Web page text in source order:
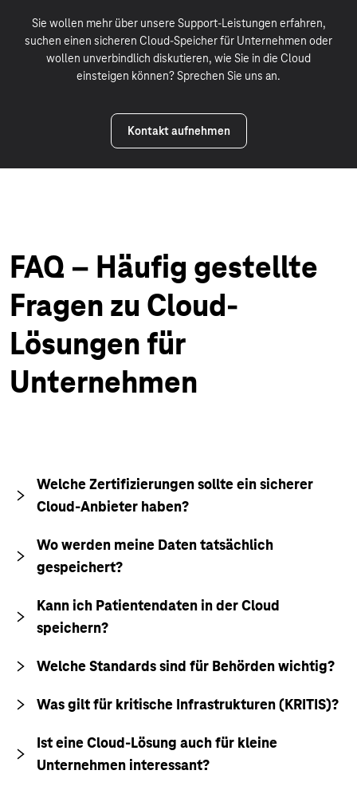
Sie wollen mehr über unsere Support-Leistungen erfahren,
suchen einen sicheren Cloud-Speicher für Unternehmen oder
wollen unverbindlich diskutieren, wie Sie in die Cloud
einsteigen können? Sprechen Sie uns an.
Kontakt aufnehmen
FAQ – Häufig gestellte
Fragen zu Cloud-
Lösungen für
Unternehmen
Welche Zertifizierungen sollte ein sicherer
Cloud-Anbieter haben?
Wo werden meine Daten tatsächlich
gespeichert?
Kann ich Patientendaten in der Cloud
speichern?
Welche Standards sind für Behörden wichtig?
Was gilt für kritische Infrastrukturen (KRITIS)?
Ist eine Cloud-Lösung auch für kleine
Unternehmen interessant?